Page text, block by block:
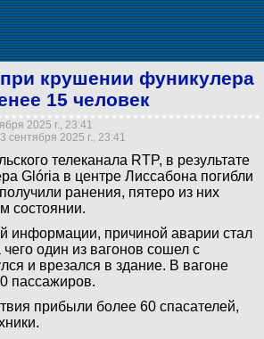
крушении фуникулера
15 человек
2025 г., 23:41
сентября 2025 г., 23:41
телеканала RTP, в результате
Glória в центре Лиссабона погибли
ранения, пятеро из них
состоянии.
информации, причиной аварии стал
один из вагонов сошел с
и врезался в здание. В вагоне
пассажиров.
прибыли более 60 спасателей,